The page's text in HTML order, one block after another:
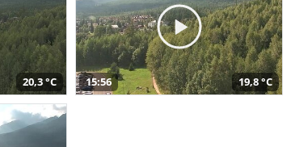
20,3 °C 15:56 19,8 °C